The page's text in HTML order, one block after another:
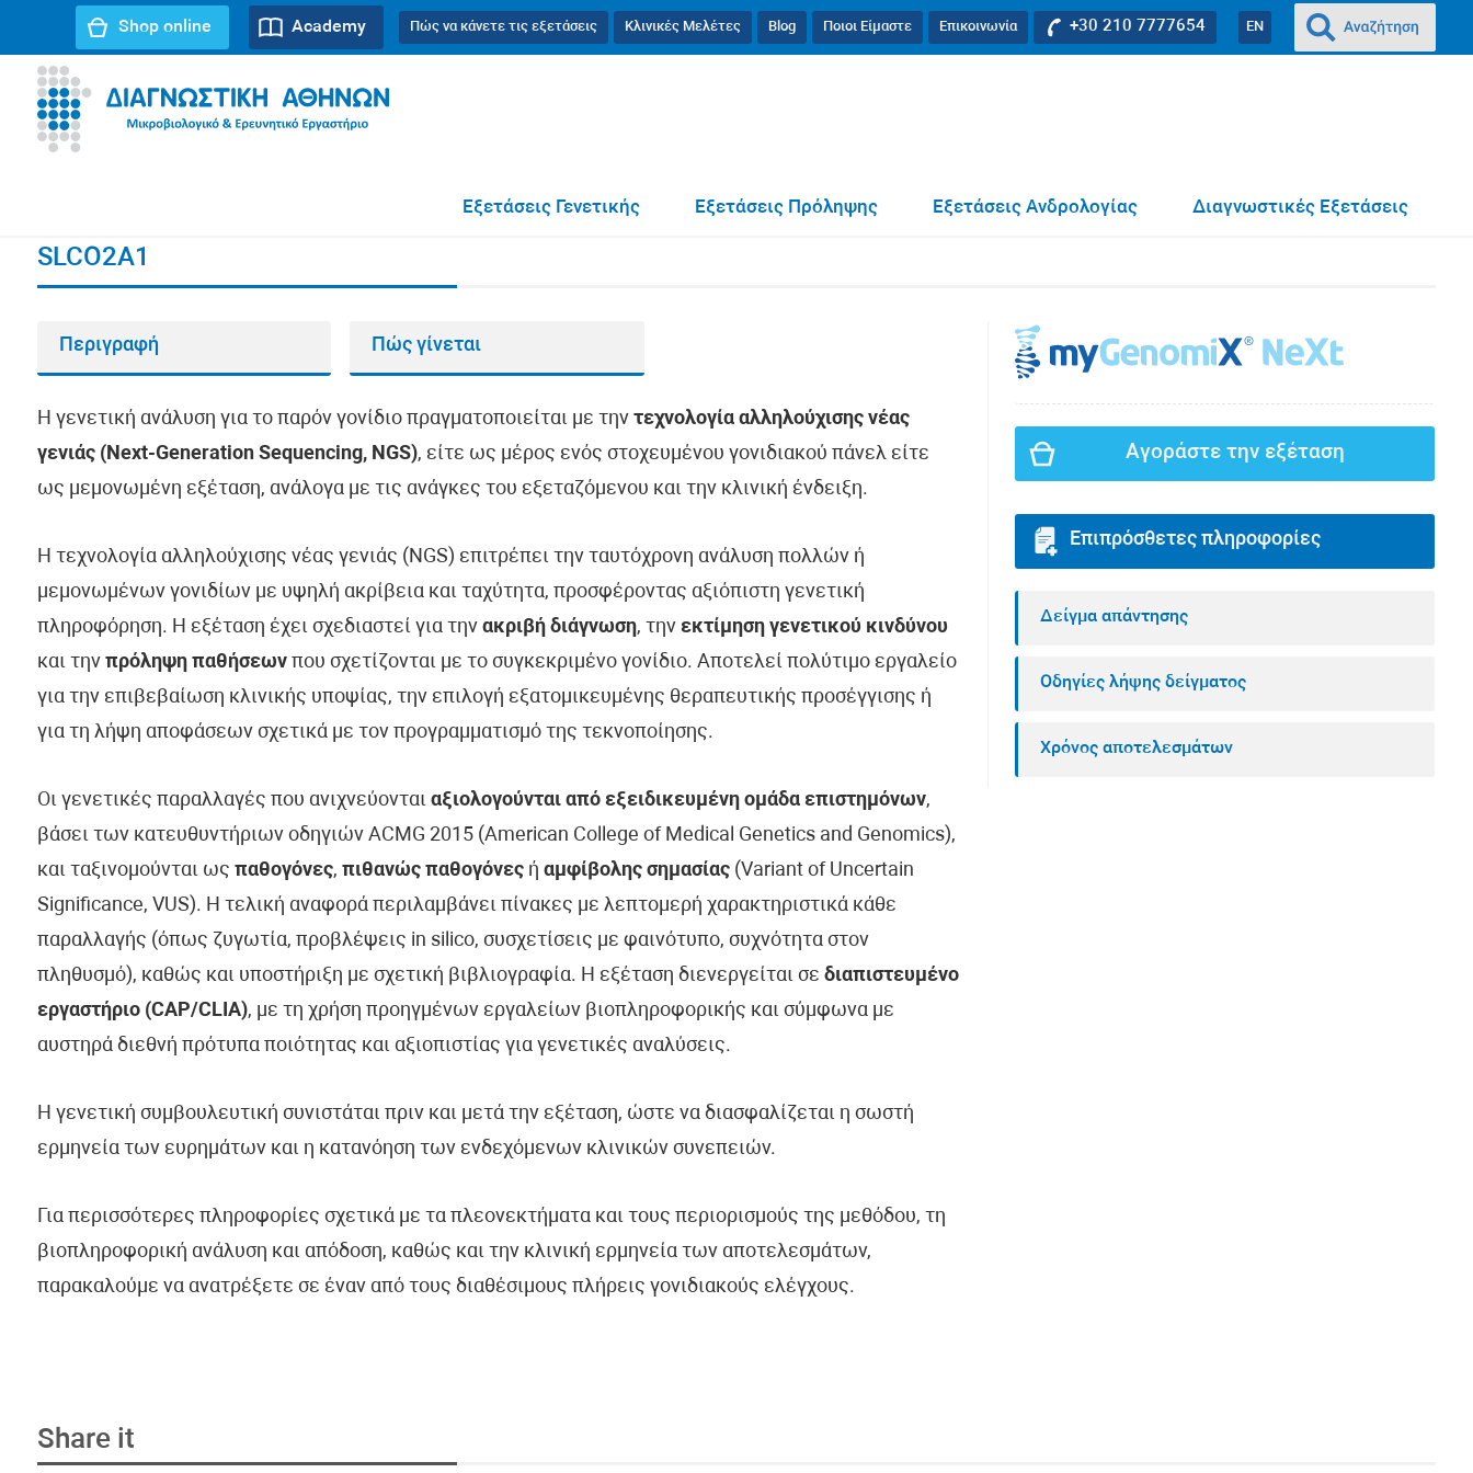
EN
+30 210 7777654
Επικοινωνία
Ποιοι Είμαστε
Blog
Κλινικές Μελέτες
Πώς να κάνετε τις εξετάσεις
Academy
Shop online
Διαγνωστικές Εξετάσεις
Εξετάσεις Ανδρολογίας
Εξετάσεις Πρόληψης
Εξετάσεις Γενετικής
SLCO2A1
Περιγραφή Πώς γίνεται
Η γενετική ανάλυση για το παρόν γονίδιο πραγματοποιείται με την τεχνολογία αλληλούχισης νέας
γενιάς (Next-Generation Sequencing, NGS), είτε ως μέρος ενός στοχευμένου γονιδιακού πάνελ είτε
ως μεμονωμένη εξέταση, ανάλογα με τις ανάγκες του εξεταζόμενου και την κλινική ένδειξη.
Η τεχνολογία αλληλούχισης νέας γενιάς (NGS) επιτρέπει την ταυτόχρονη ανάλυση πολλών ή
μεμονωμένων γονιδίων με υψηλή ακρίβεια και ταχύτητα, προσφέροντας αξιόπιστη γενετική
πληροφόρηση. Η εξέταση έχει σχεδιαστεί για την ακριβή διάγνωση, την εκτίμηση γενετικού κινδύνου
και την πρόληψη παθήσεωνπου σχετίζονται με το συγκεκριμένο γονίδιο. Αποτελεί πολύτιμο εργαλείο
για την επιβεβαίωση κλινικής υποψίας, την επιλογή εξατομικευμένης θεραπευτικής προσέγγισης ή
για τη λήψη αποφάσεων σχετικά με τον προγραμματισμό της τεκνοποίησης.
Οι γενετικές παραλλαγές που ανιχνεύονται αξιολογούνται από εξειδικευμένη ομάδα επιστημόνων,
βάσει των κατευθυντήριων οδηγιών ACMG 2015 (American College of Medical Genetics and Genomics),
και ταξινομούνται ως παθογόνες, πιθανώς παθογόνεςή αμφίβολης σημασίας(Variant of Uncertain
Significance, VUS). Η τελική αναφορά περιλαμβάνει πίνακες με λεπτομερή χαρακτηριστικά κάθε
παραλλαγής (όπως ζυγωτία, προβλέψεις in silico, συσχετίσεις με φαινότυπο, συχνότητα στον
πληθυσμό), καθώς και υποστήριξη με σχετική βιβλιογραφία. Η εξέταση διενεργείται σε διαπιστευμένο
εργαστήριο (CAP/CLIA), με τη χρήση προηγμένων εργαλείων βιοπληροφορικής και σύμφωνα με
αυστηρά διεθνή πρότυπα ποιότητας και αξιοπιστίας για γενετικές αναλύσεις.
Η γενετική συμβουλευτική συνιστάται πριν και μετά την εξέταση, ώστε να διασφαλίζεται η σωστή
ερμηνεία των ευρημάτων και η κατανόηση των ενδεχόμενων κλινικών συνεπειών.
Για περισσότερες πληροφορίες σχετικά με τα πλεονεκτήματα και τους περιορισμούς της μεθόδου, τη
βιοπληροφορική ανάλυση και απόδοση, καθώς και την κλινική ερμηνεία των αποτελεσμάτων,
παρακαλούμε να ανατρέξετε σε έναν από τους διαθέσιμους πλήρεις γονιδιακούς ελέγχους.
Αγοράστε την εξέταση
Επιπρόσθετες πληροφορίες
Δείγμα απάντησης
Οδηγίες λήψης δείγματος
Χρόνος αποτελεσμάτων
Share it